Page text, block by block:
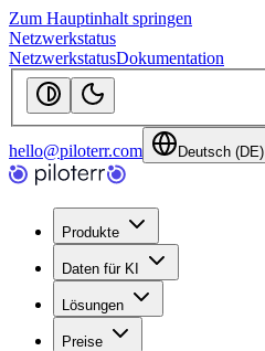
Zum Hauptinhalt springen
Netzwerkstatus
NetzwerkstatusDokumentation
hello@piloterr.com Deutsch (DE)
Produkte
Daten für KI
Lösungen
Preise